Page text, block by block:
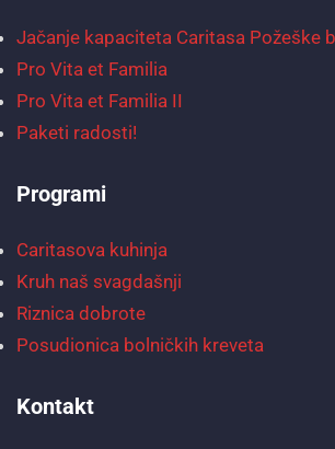
Jačanje kapaciteta Caritasa Požeške
Pro Vita et Familia
Pro Vita et Familia II
Paketi radosti!
Programi
Caritasova kuhinja
Kruh naš svagdašnji
Riznica dobrote
Posudionica bolničkih kreveta
Kontakt